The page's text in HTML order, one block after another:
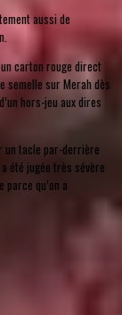
aussi de
carton rouge direct
semelle sur Merah dès
hors-jeu aux dires
un tacle par-derrière
été jugée très sévère
parce qu’on a